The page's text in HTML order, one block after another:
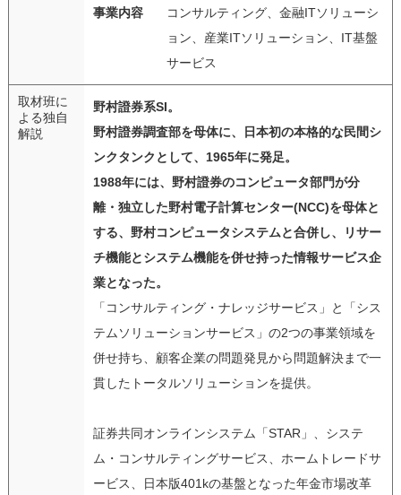
事業内容
コンサルティング、金融ITソリューシ
ョン、産業ITソリューション、IT基盤
サービス
取材班に
よる独自
解説
野村證券系SI。
野村證券調査部を母体に、日本初の本格的な民間シ
ンクタンクとして、1965年に発足。
1988年には、野村證券のコンピュータ部門が分
離・独立した野村電子計算センター(NCC)を母体と
する、野村コンピュータシステムと合併し、リサー
チ機能とシステム機能を併せ持った情報サービス企
業となった。
「コンサルティング・ナレッジサービス」と「シス
テムソリューションサービス」の2つの事業領域を
併せ持ち、顧客企業の問題発見から問題解決まで一
貫したトータルソリューションを提供。
証券共同オンラインシステム「STAR」、システ
ム・コンサルティングサービス、ホームトレードサ
ービス、日本版401kの基盤となった年金市場改革